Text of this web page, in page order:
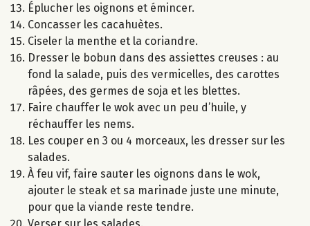
Éplucher les oignons et émincer.
Concasser les cacahuètes.
Ciseler la menthe et la coriandre.
Dresser le bobun dans des assiettes creuses : au
fond la salade, puis des vermicelles, des carottes
râpées, des germes de soja et les blettes.
Faire chauffer le wok avec un peu d’huile, y
réchauffer les nems.
Les couper en 3 ou 4 morceaux, les dresser sur les
salades.
À feu vif, faire sauter les oignons dans le wok,
ajouter le steak et sa marinade juste une minute,
pour que la viande reste tendre.